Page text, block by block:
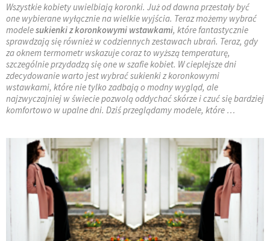
Wszystkie kobiety uwielbiają koronki. Już od dawna przestały być
one wybierane wyłącznie na wielkie wyjścia. Teraz możemy wybrać
modelesukienki z koronkowymi wstawkami, które fantastycznie
sprawdzają się również w codziennych zestawach ubrań. Teraz, gdy
za oknem termometr wskazuje coraz to wyższą temperaturę,
szczególnie przydadzą się one w szafie kobiet. W cieplejsze dni
zdecydowanie warto jest wybrać sukienki z koronkowymi
wstawkami, które nie tylko zadbają o modny wygląd, ale
najzwyczajniej w świecie pozwolą oddychać skórze i czuć się bardziej
komfortowo w upalne dni. Dziś przeglądamy modele, które …